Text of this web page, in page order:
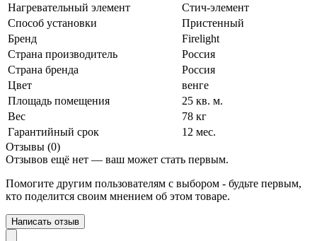
Нагревательный элемент
Стич-элемент
Способ установки
Пристенный
Бренд
Firelight
Страна производитель
Россия
Страна бренда
Россия
Цвет
венге
Площадь помещения
25 кв. м.
Вес
78 кг
Гарантийный срок
12 мес.
Отзывы (0)
Отзывов ещё нет — ваш может стать первым.
Помогите другим пользователям с выбором - будьте первым,
кто поделится своим мнением об этом товаре.
Написать отзыв